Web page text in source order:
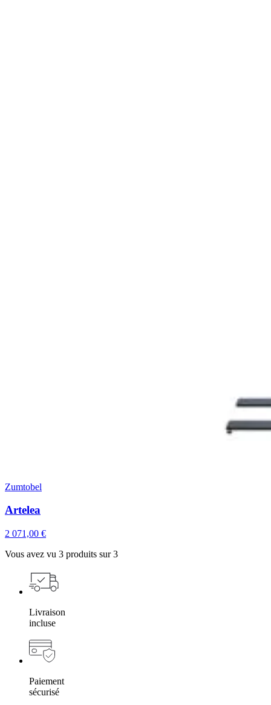
Zumtobel
Artelea
2 071,00 €
Vous avez vu 3 produits sur 3
Livraison
incluse
Paiement
sécurisé